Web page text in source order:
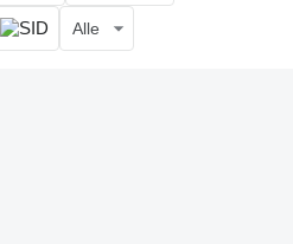
Alle